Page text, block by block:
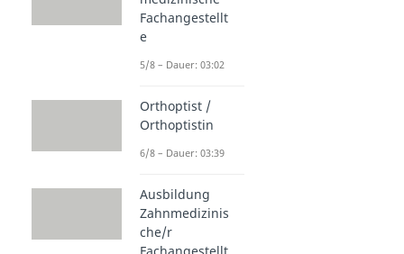
Fachangestellt
e
5/8 – Dauer: 03:02
Orthoptist /
Orthoptistin
6/8 – Dauer: 03:39
Ausbildung
Zahnmedizinis
che/r